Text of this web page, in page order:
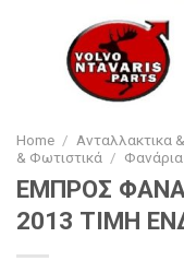
Home / Ανταλλακτικα
& Φωτιστικά /
ΕΜΠΡΟΣ
2013 ΤΙΜΗ